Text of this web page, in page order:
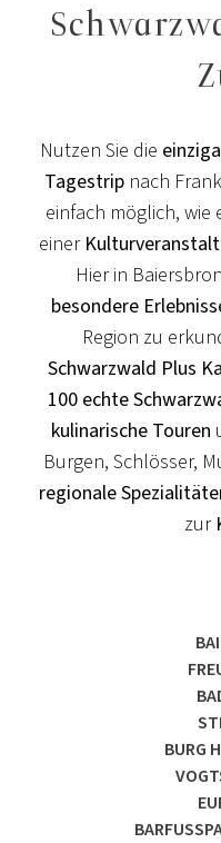
Nutzen Sie die
Tagestrip nach
einfach möglich, wie
einer
Hier in
besondere
Region zu
Schwarzwald Plus
100 echte
kulinarische Touren
Burgen, Schlösser,
regionale
zur
BURG